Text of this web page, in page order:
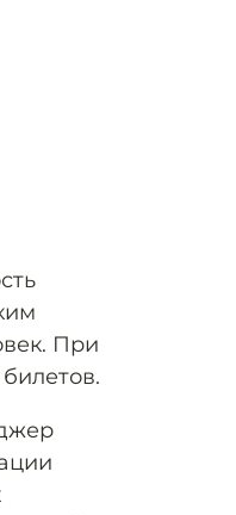
При